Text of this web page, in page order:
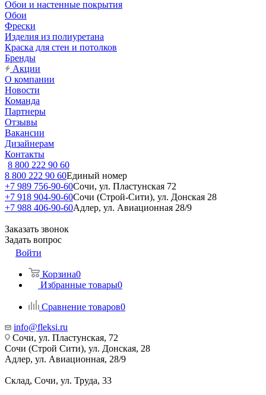
Обои и настенные покрытия
Обои
Фрески
Изделия из полиуретана
Краска для стен и потолков
Бренды
Акции
О компании
Новости
Команда
Партнеры
Отзывы
Вакансии
Дизайнерам
Контакты
8 800 222 90 60
8 800 222 90 60Единый номер
+7 989 756-90-60Сочи, ул. Пластунская 72
+7 918 904-90-60Сочи (Строй-Сити), ул. Донская 28
+7 988 406-90-60Адлер, ул. Авиационная 28/9
Заказать звонок
Задать вопрос
Войти
Корзина0
Избранные товары0
Сравнение товаров0
info@fleksi.ru
Сочи, ул. Пластунская, 72
Сочи (Строй Сити), ул. Донская, 28
Адлер, ул. Авиационная, 28/9
Склад, Сочи, ул. Труда, 33